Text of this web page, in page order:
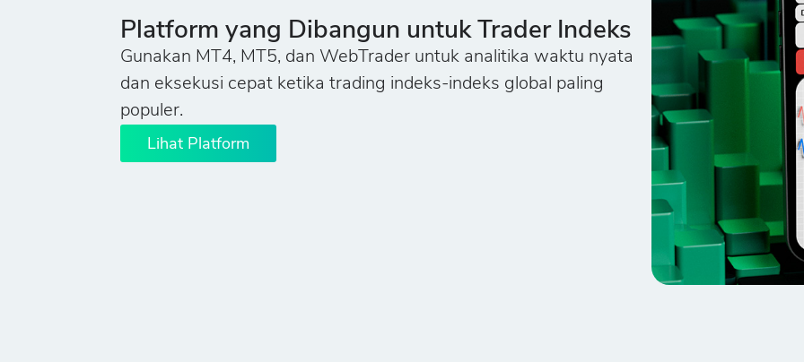
Platform yang Dibangun untuk Trader Indeks
Gunakan MT4, MT5, dan WebTrader untuk analitika waktu nyata
dan eksekusi cepat ketika trading indeks-indeks global paling
populer.
Lihat Platform